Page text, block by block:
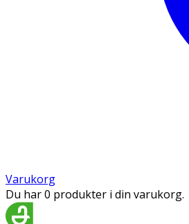
Varukorg
Du har 0 produkter i din varukorg.